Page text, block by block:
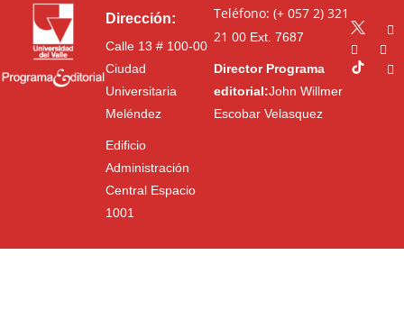
Dirección:
Calle 13 # 100-00
Ciudad
Universitaria
Meléndez
Edificio
Administración
Central Espacio
1001
Teléfono: (+ 057 2) 321
21 00Ext. 7687
Director Programa
editorial:John Willmer
Escobar Velasquez